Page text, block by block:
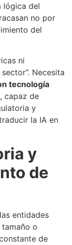
lógica del
no por
del
ni
Necesita
tecnología
, capaz de
y
la IA en
y
de
entidades
o
de